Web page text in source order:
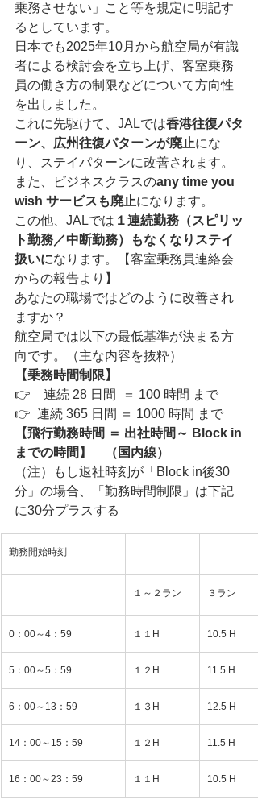
乗務させない」こと等を規定に明記す
るとしています。
日本でも2025年10月から航空局が有識
者による検討会を立ち上げ、客室乗務
員の働き方の制限などについて方向性
を出しました。
これに先駆けて、JALでは香港往復パタ
ーン、広州往復パターンが廃止にな
り、ステイパターンに改善されます。
また、ビジネスクラスのany time you
wish サービスも廃止になります。
この他、JALでは １連続勤務（スピリッ
ト勤務／中断勤務）もなくなりステイ
扱いになります。【客室乗務員連絡会
からの報告より】
あなたの職場ではどのように改善され
ますか？
航空局では以下の最低基準が決まる方
向です。（主な内容を抜粋）
【乗務時間制限】
👉　連続 28 日間  ＝ 100 時間 まで
👉  連続 365 日間 ＝ 1000 時間 まで
【飛行勤務時間 ＝ 出社時間～ Block in
までの時間】　（国内線）
（注）もし退社時刻が「Block in後30
分」の場合、「勤務時間制限」は下記
に30分プラスする
勤務開始時刻
１～２ラン ３ラン
0：00～4：59 １１H 10.5 H
5：00～5：59 １２H 11.5 H
6：00～13：59 １３H 12.5 H
14：00～15：59 １２H 11.5 H
16：00～23：59 １１H 10.5 H